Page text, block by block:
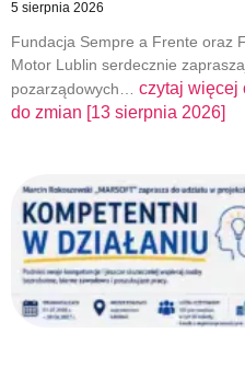
5 sierpnia 2026
Fundacja Sempre a Frente oraz
Motor Lublin serdecznie
pozarządowych… czytaj więcej
do zmian [13 sierpnia 2026]